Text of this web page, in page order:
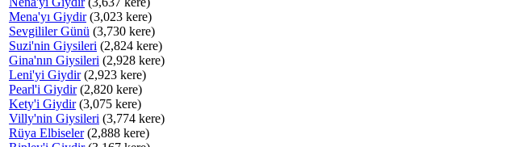
Mena'yı Giydir(3,023 kere)
Sevgililer Günü (3,730 kere)
Suzi'nin Giysileri (2,824 kere)
Gina'nın Giysileri (2,928 kere)
Leni'yi Giydir(2,923 kere)
Pearl'i Giydir(2,820 kere)
Kety'i Giydir(3,075 kere)
Villy'nin Giysileri (3,774 kere)
Rüya Elbiseler(2,888 kere)